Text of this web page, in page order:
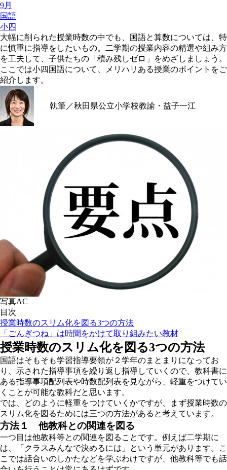
9月
国語
小四
大幅に削られた授業時数の中でも、国語と算数については、特
に慎重に指導をしたいもの。二学期の授業内容の精選や組み方
を工夫して、子供たちの「積み残しゼロ」をめざしましょう。
ここでは小四国語について、メリハリある授業のポイントをご
紹介します。
執筆／秋田県公立小学校教諭・益子一江
写真AC
目次
授業時数のスリム化を図る3つの方法
「ごんぎつね」は時間をかけて取り組みたい教材
授業時数のスリム化を図る3つの方法
国語はそもそも学習指導要領が２学年のまとまりになってお
り、示された指導事項を繰り返し指導していくので、教科書に
ある指導事項配列表や時数配列表を見ながら、軽重をつけてい
くことが可能な教科だと思います。
では、どのように軽重をつけていくかですが、まず授業時数の
スリム化を図るためには三つの方法があると考えています。
方法１ 他教科との関連を図る
一つ目は他教科等との関連を図ることです。例えば二学期に
は、「クラスみんなで決めるには」という単元があります。こ
こでは話合いのしかたなどを学ぶわけですが、他教科等でも話